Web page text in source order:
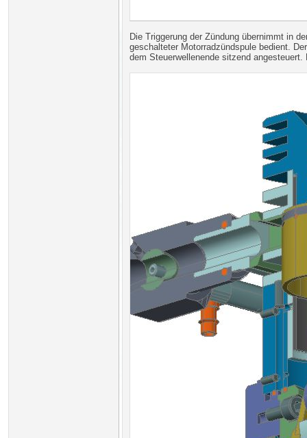
Die Triggerung der Zündung übernimmt in
geschalteter Motorradzündspule bedient.
dem Steuerwellenende sitzend